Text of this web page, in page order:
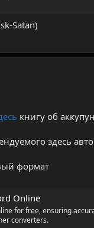
Satan)
книгу об
здесь
формат
Online
for free, ensuring
converters.